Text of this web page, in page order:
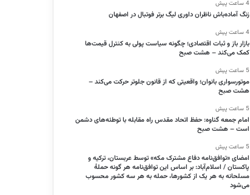
4 ساعت پیش
زنگ آماده‌باش ناظران داوری لیگ برتر فوتبال در اصفهان
4 ساعت پیش
بازار باز و ثبات اقتصادی؛ چگونه سیاست پولی به کنترل قیمت‌ها
کمک می‌کند – هشت صبح
5 ساعت پیش
موتورسواری بانوان؛ واقعیتی که از قانون جلوتر حرکت می‌کند –
هشت صبح
5 ساعت پیش
امام جمعه گناوه: حفظ اتحاد مقدس راه مقابله با توطئه‌های دشمن
است – هشت صبح
5 ساعت پیش
امضای «توافق‌نامه دفاع مشترک مکه» توسط عربستان، ترکیه و
پاکستان / اسلام‌آباد: بر اساس این توافق‌نامه هر گونه حملهٔ
مسلحانه به هر یک از کشورها، حمله به هر سه کشور محسوب
می‌شود